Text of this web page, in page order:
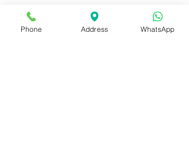
จำนวน
Phone Address WhatsApp